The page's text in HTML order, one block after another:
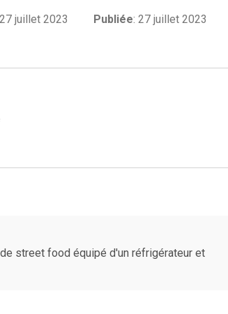
27 juillet 2023 Publiée: 27 juillet 2023
street food équipé d'un réfrigérateur et